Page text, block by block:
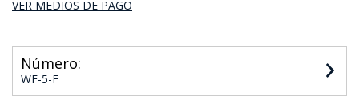
VER MEDIOS DE PAGO
Número:
WF-5-F